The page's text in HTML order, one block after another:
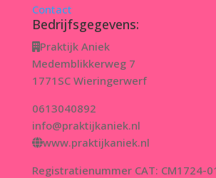
Contact
Bedrijfsgegevens:
Praktijk Aniek
Medemblikkerweg 7
1771SC Wieringerwerf
0613040892
info@praktijkaniek.nl
www.praktijkaniek.nl
Registratienummer CAT: CM1724-